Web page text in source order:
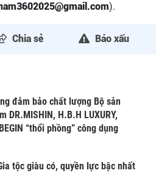
).
Chia sẻ Báo xấu
đảm bảo chất lượng Bộ sản
DR.MISHIN, H.B.H LUXURY,
“thổi phồng” công dụng
tộc giàu có, quyền lực bậc nhất